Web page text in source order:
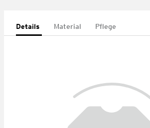
Details Material Pflege